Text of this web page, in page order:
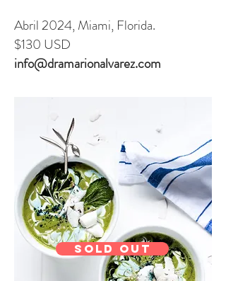
Abril 2024, Miami, Florida.
$130 USD
info@dramarionalvarez.com
SOLD OUT